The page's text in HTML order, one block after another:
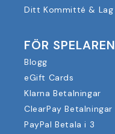
Ditt Kommitté & Lag
FÖR SPELAREN
Blogg
eGift Cards
Klarna Betalningar
ClearPay Betalningar
PayPal Betala i 3